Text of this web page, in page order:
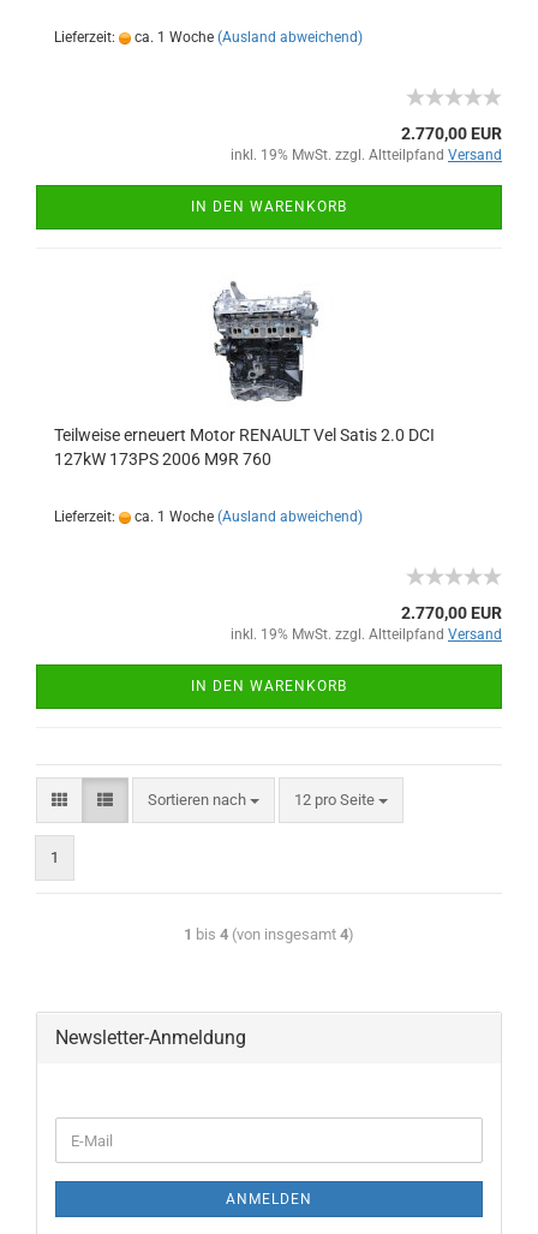
Lieferzeit: ca. 1 Woche (Ausland abweichend)
2.770,00 EUR
inkl. 19% MwSt. zzgl. Altteilpfand Versand
IN DEN WARENKORB
Teilweise erneuert Motor RENAULT Vel Satis 2.0 DCI
127kW 173PS 2006 M9R 760
Lieferzeit: ca. 1 Woche (Ausland abweichend)
2.770,00 EUR
inkl. 19% MwSt. zzgl. Altteilpfand Versand
IN DEN WARENKORB
Sortieren nach 12 pro Seite
1
1 bis 4 (von insgesamt 4)
Newsletter-Anmeldung
ANMELDEN